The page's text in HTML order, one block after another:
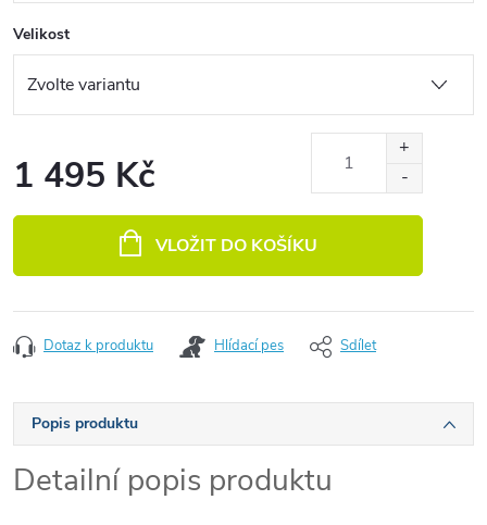
Velikost
1 495 Kč
VLOŽIT DO KOŠÍKU
Dotaz k produktu Hlídací pes Sdílet
Popis produktu
Detailní popis produktu